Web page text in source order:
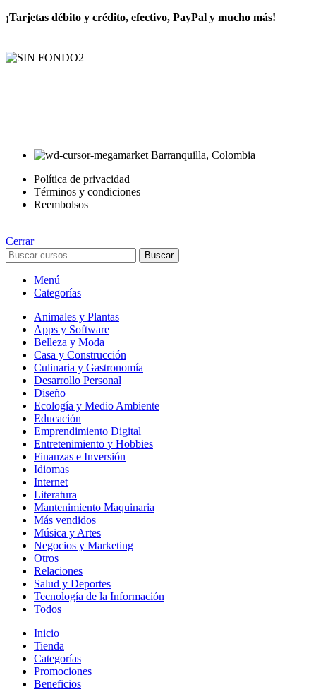
¡Tarjetas débito y crédito, efectivo, PayPal y mucho más!
Barranquilla, Colombia
Política de privacidad
Términos y condiciones
Reembolsos
Cerrar
Buscar
Menú
Categorías
Animales y Plantas
Apps y Software
Belleza y Moda
Casa y Construcción
Culinaria y Gastronomía
Desarrollo Personal
Diseño
Ecología y Medio Ambiente
Educación
Emprendimiento Digital
Entretenimiento y Hobbies
Finanzas e Inversión
Idiomas
Internet
Literatura
Mantenimiento Maquinaria
Más vendidos
Música y Artes
Negocios y Marketing
Otros
Relaciones
Salud y Deportes
Tecnología de la Información
Todos
Inicio
Tienda
Categorías
Promociones
Beneficios